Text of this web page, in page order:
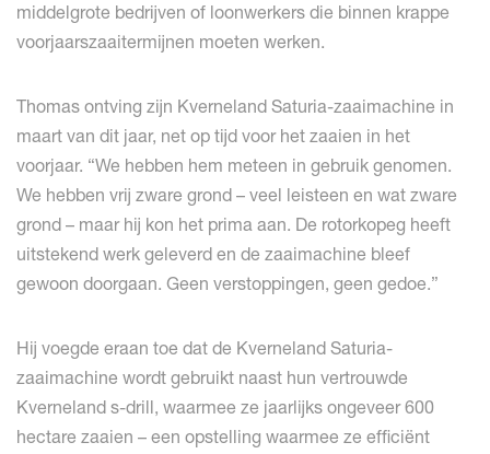
middelgrote bedrijven of loonwerkers die binnen krappe
voorjaarszaaitermijnen moeten werken.
Thomas ontving zijn Kverneland Saturia-zaaimachine in
maart van dit jaar, net op tijd voor het zaaien in het
voorjaar. “We hebben hem meteen in gebruik genomen.
We hebben vrij zware grond – veel leisteen en wat zware
grond – maar hij kon het prima aan. De rotorkopeg heeft
uitstekend werk geleverd en de zaaimachine bleef
gewoon doorgaan. Geen verstoppingen, geen gedoe.”
Hij voegde eraan toe dat de Kverneland Saturia-
zaaimachine wordt gebruikt naast hun vertrouwde
Kverneland s-drill, waarmee ze jaarlijks ongeveer 600
hectare zaaien – een opstelling waarmee ze efficiënt